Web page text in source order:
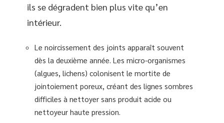
ils se dégradent bien plus vite qu’en
intérieur.
Le noircissement des joints apparaît souvent
dès la deuxième année. Les micro-organismes
(algues, lichens) colonisent le mortite de
jointoiement poreux, créant des lignes sombres
difficiles à nettoyer sans produit acide ou
nettoyeur haute pression.